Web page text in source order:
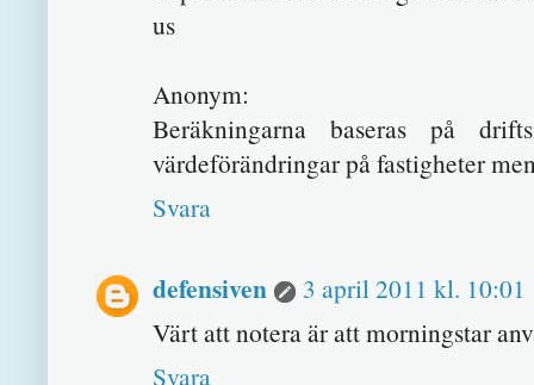
us
Anonym:
Beräkningarna baseras på
värdeförändringar på fastigheter
Svara
defensiven
3 april 2011 kl. 10:01
Värt att notera är att morningstar
Svara